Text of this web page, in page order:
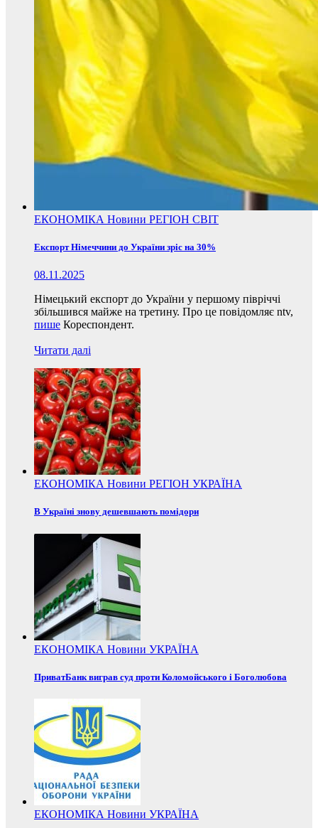
ЕКОНОМІКА Новини РЕГІОН СВІТ
Експорт Німеччини до України зріс на 30%
08.11.2025
Німецький експорт до України у першому півріччі
збільшився майже на третину. Про це повідомляє ntv,
пише Кореспондент.
Читати далі
ЕКОНОМІКА Новини РЕГІОН УКРАЇНА
В Україні знову дешевшають помідори
ЕКОНОМІКА Новини УКРАЇНА
ПриватБанк виграв суд проти Коломойського і Боголюбова
ЕКОНОМІКА Новини УКРАЇНА